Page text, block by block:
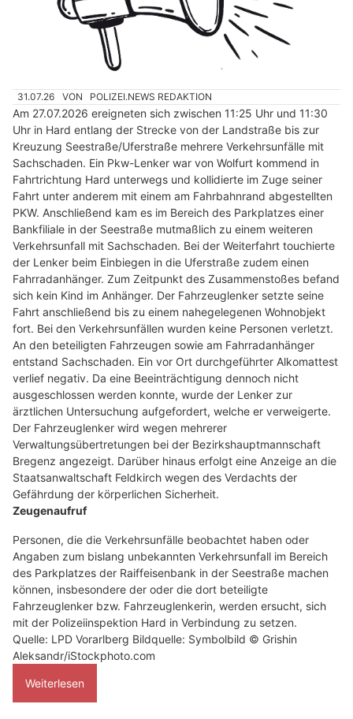
31.07.26 VON POLIZEI.NEWS REDAKTION
Am 27.07.2026 ereigneten sich zwischen 11:25 Uhr und 11:30
Uhr in Hard entlang der Strecke von der Landstraße bis zur
Kreuzung Seestraße/Uferstraße mehrere Verkehrsunfälle mit
Sachschaden. Ein Pkw-Lenker war von Wolfurt kommend in
Fahrtrichtung Hard unterwegs und kollidierte im Zuge seiner
Fahrt unter anderem mit einem am Fahrbahnrand abgestellten
PKW. Anschließend kam es im Bereich des Parkplatzes einer
Bankfiliale in der Seestraße mutmaßlich zu einem weiteren
Verkehrsunfall mit Sachschaden. Bei der Weiterfahrt touchierte
der Lenker beim Einbiegen in die Uferstraße zudem einen
Fahrradanhänger. Zum Zeitpunkt des Zusammenstoßes befand
sich kein Kind im Anhänger. Der Fahrzeuglenker setzte seine
Fahrt anschließend bis zu einem nahegelegenen Wohnobjekt
fort. Bei den Verkehrsunfällen wurden keine Personen verletzt.
An den beteiligten Fahrzeugen sowie am Fahrradanhänger
entstand Sachschaden. Ein vor Ort durchgeführter Alkomattest
verlief negativ. Da eine Beeinträchtigung dennoch nicht
ausgeschlossen werden konnte, wurde der Lenker zur
ärztlichen Untersuchung aufgefordert, welche er verweigerte.
Der Fahrzeuglenker wird wegen mehrerer
Verwaltungsübertretungen bei der Bezirkshauptmannschaft
Bregenz angezeigt. Darüber hinaus erfolgt eine Anzeige an die
Staatsanwaltschaft Feldkirch wegen des Verdachts der
Gefährdung der körperlichen Sicherheit.
Zeugenaufruf
Personen, die die Verkehrsunfälle beobachtet haben oder
Angaben zum bislang unbekannten Verkehrsunfall im Bereich
des Parkplatzes der Raiffeisenbank in der Seestraße machen
können, insbesondere der oder die dort beteiligte
Fahrzeuglenker bzw. Fahrzeuglenkerin, werden ersucht, sich
mit der Polizeiinspektion Hard in Verbindung zu setzen.
Quelle: LPD Vorarlberg Bildquelle: Symbolbild © Grishin
Aleksandr/iStockphoto.com
Weiterlesen